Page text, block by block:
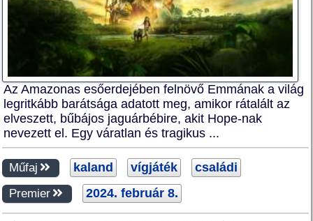
Az Amazonas esőerdejében felnövő Emmának a világ
legritkább barátsága adatott meg, amikor rátalált az
elveszett, bűbájos jaguárbébire, akit Hope-nak
nevezett el. Egy váratlan és tragikus ...
Műfaj kaland vígjáték családi
Premier 2024. február 8.